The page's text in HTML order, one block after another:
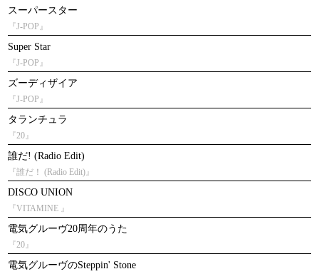
スーパースター
『J-POP』
Super Star
『J-POP』
ズーディザイア
『J-POP』
タランチュラ
『20』
誰だ! (Radio Edit)
『誰だ！ (Radio Edit)』
DISCO UNION
『VITAMINE 』
電気グルーヴ20周年のうた
『20』
電気グルーヴのSteppin' Stone